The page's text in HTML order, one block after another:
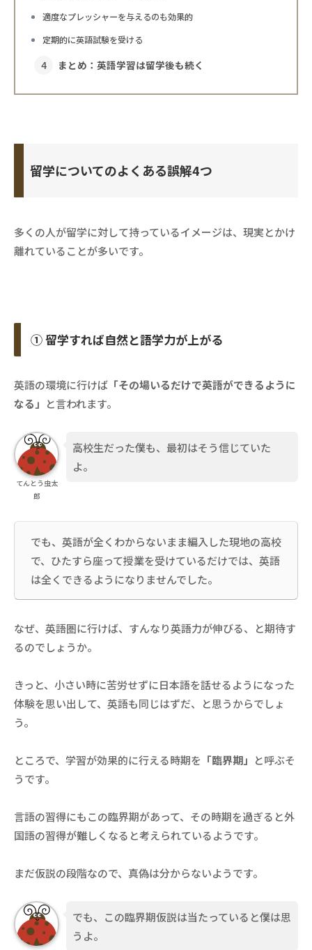
適度なプレッシャーを与えるのも効果的
定期的に英語試験を受ける
まとめ：英語学習は留学後も続く
留学についてのよくある誤解4つ
多くの人が留学に対して持っているイメージは、現実とかけ
離れていることが多いです。
① 留学すれば自然と語学力が上がる
英語の環境に行けば 「その場いるだけで英語ができるように
なる」 と言われます。
てんとう虫太
郎
高校生だった僕も、最初はそう信じていた
よ。
でも、英語が全くわからないまま編入した現地の高校
で、ひたすら座って授業を受けているだけでは、英語
は全くできるようになりませんでした。
なぜ、英語圏に行けば、すんなり英語力が伸びる、と期待す
るのでしょうか。
きっと、小さい時に苦労せずに日本語を話せるようになった
体験を思い出して、英語も同じはずだ、と思うからでしょ
う。
ところで、学習が効果的に行える時期を 「臨界期」 と呼ぶそ
うです。
言語の習得にもこの臨界期があって、その時期を過ぎると外
国語の習得が難しくなると考えられているようです。
まだ仮説の段階なので、真偽は分からないようです。
でも、この臨界期仮説は当たっていると僕は思
うよ。